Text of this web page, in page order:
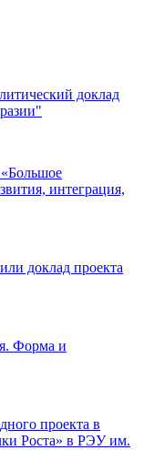
доклад
интеграция,
доклад проекта
Форма и
проекта в
Роста» в РЭУ им.